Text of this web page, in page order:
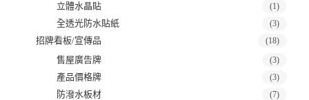
立體水晶貼 (1)
全透光防水貼紙 (3)
招牌看板/宣傳品 (18)
售屋廣告牌 (3)
產品價格牌 (3)
防潑水板材 (7)